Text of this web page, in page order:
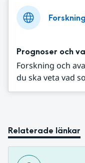
Prognoser och
Forskning och
du ska veta vad
Relaterade länkar